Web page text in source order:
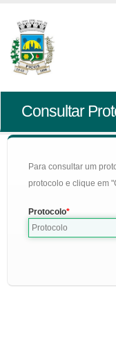
Consultar
Para consultar um
protocolo e clique em
Protocolo